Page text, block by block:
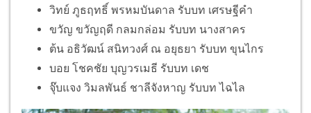
วิทย์ ภูธฤทธิ์ พรหมบันดาล รับบท เศรษฐีคำ
ขวัญ ขวัญฤดี กลมกล่อม รับบท นางสาคร
ต้น อธิวัฒน์ สนิทวงศ์ ณ อยุธยา รับบท ขุนไกร
บอย โชคชัย บุญวรเมธี รับบท เดช
จุ๊บแจง วิมลพันธ์ ชาลีจังหาญ รับบท ไฉไล